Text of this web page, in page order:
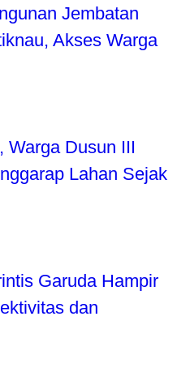
Jembatan
Akses Warga
Warga Dusun III
Lahan Sejak
Garuda Hampir
dan